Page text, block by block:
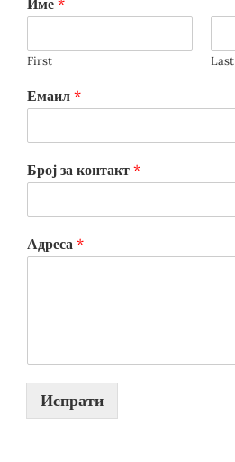
Име *
First Last
Емаил *
Број за контакт *
Адреса *
Испрати